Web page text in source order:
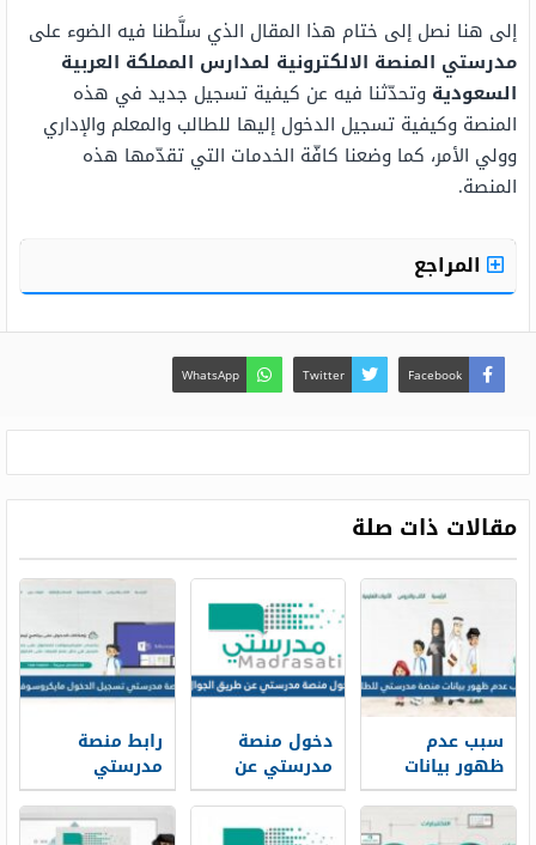
إلى هنا نصل إلى ختام هذا المقال الذي سلَّطنا فيه الضوء على
مدرستي المنصة الالكترونية لمدارس المملكة العربية
السعودية وتحدّثنا فيه عن كيفية تسجيل جديد في هذه
المنصة وكيفية تسجيل الدخول إليها للطالب والمعلم والإداري
وولي الأمر، كما وضعنا كافّة الخدمات التي تقدّمها هذه
المنصة.
المراجع
Facebook
Twitter
WhatsApp
مقالات ذات صلة
سبب عدم
ظهور بيانات
منصة مدرستي
للطلاب
دخول منصة
مدرستي عن
طريق الجوال
1448
رابط منصة
مدرستي
تسجيل الدخول
مايكروسوفت